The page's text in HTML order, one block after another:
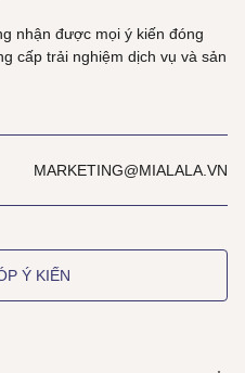
nhận được mọi ý kiến đóng
cấp trải nghiệm dịch vụ và sản
MARKETING@MIALALA.VN
Ý KIẾN